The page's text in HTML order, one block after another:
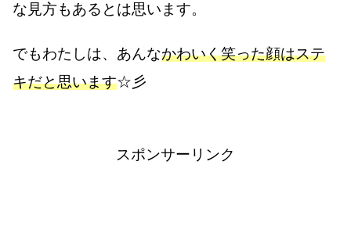
な見方もあるとは思います。
でもわたしは、あんなかわいく笑った顔はステ
キだと思います☆彡
スポンサーリンク